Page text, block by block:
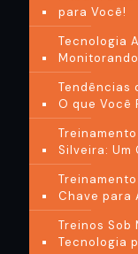
para Você!
Tecnologia
Tendências
O que Você
Silveira: Um
Chave para
Treinos Sob
Tecnologia